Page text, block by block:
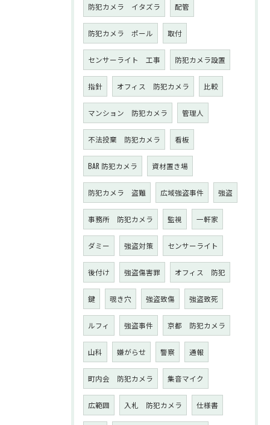
防犯カメラ イタズラ 配管
防犯カメラ ポール 取付
センサーライト 工事 防犯カメラ設置
指針 オフィス 防犯カメラ 比較
マンション 防犯カメラ 管理人
不法投棄 防犯カメラ 看板
BAR 防犯カメラ 資材置き場
防犯カメラ 盗難 広域強盗事件 強盗
事務所 防犯カメラ 監視 一軒家
ダミー 強盗対策 センサーライト
後付け 強盗傷害罪 オフィス 防犯
鍵 覗き穴 強盗致傷 強盗致死
ルフィ 強盗事件 京都 防犯カメラ
山科 嫌がらせ 警察 通報
町内会 防犯カメラ 集音マイク
広範囲 入札 防犯カメラ 仕様書